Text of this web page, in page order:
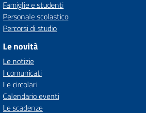
Famiglie e studenti
Personale scolastico
Percorsi di studio
Le novità
Le notizie
I comunicati
Le circolari
Calendario eventi
Le scadenze